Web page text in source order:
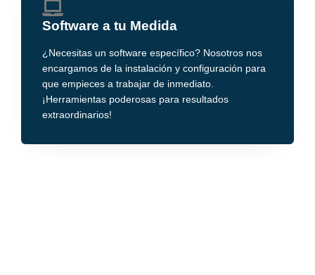
Software a tu Medida
¿Necesitas un software específico? Nosotros nos
encargamos de la instalación y configuración para
que empieces a trabajar de inmediato.
¡Herramientas poderosas para resultados
extraordinarios!